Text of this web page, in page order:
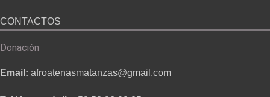
CONTACTOS
Donación
Email: afroatenasmatanzas@gmail.com